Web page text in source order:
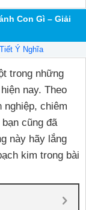
Con Gì – Giải
Ý Nghĩa
trong những
nay. Theo
nghiệp, chiêm
cũng đã
này hãy lắng
kim trong bài